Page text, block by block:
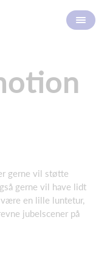
gerne vil støtte
gerne vil have lidt
en lille luntetur,
jubelscener på